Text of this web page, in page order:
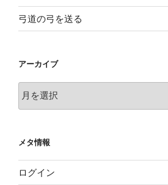
弓道の弓を送る
アーカイブ
ー
ブ
メタ情報
ログイン